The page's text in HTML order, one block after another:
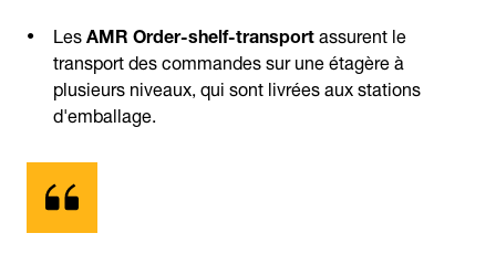
LesAMR Order-shelf-transportassurent le
transport des commandes sur une étagère à
plusieurs niveaux, qui sont livrées aux stations
d'emballage.